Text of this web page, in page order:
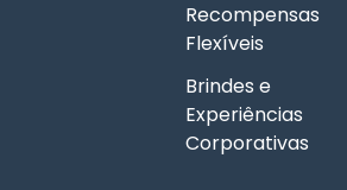
Recompensas
Flexíveis
Brindes e
Experiências
Corporativas